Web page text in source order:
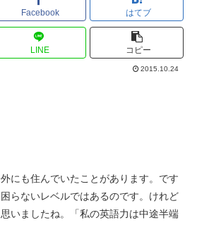
Facebook はてブ
LINE コピー
2015.10.24
にも住んでいたことがあります。です
らないレベルではあるのです。けれど
いましたね。「私の英語力は中途半端